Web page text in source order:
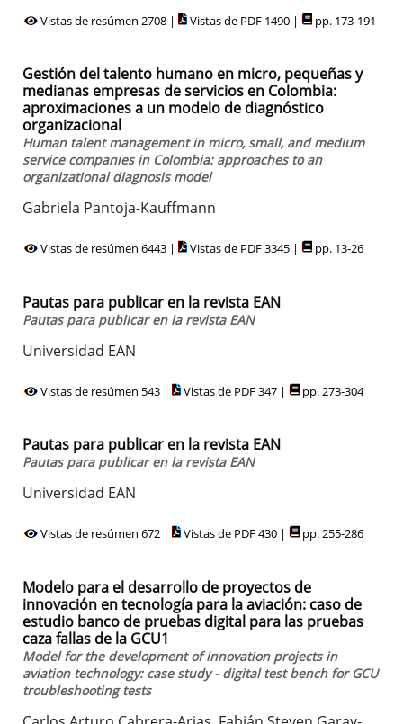
Vistas de resúmen 2708 | Vistas de PDF 1490 | pp. 173-191
Gestión del talento humano en micro, pequeñas y
medianas empresas de servicios en Colombia:
aproximaciones a un modelo de diagnóstico
organizacional
Human talent management in micro, small, and medium
service companies in Colombia: approaches to an
organizational diagnosis model
Gabriela Pantoja-Kauffmann
Vistas de resúmen 6443 | Vistas de PDF 3345 | pp. 13-26
Pautas para publicar en la revista EAN
Pautas para publicar en la revista EAN
Universidad EAN
Vistas de resúmen 543 | Vistas de PDF 347 | pp. 273-304
Pautas para publicar en la revista EAN
Pautas para publicar en la revista EAN
Universidad EAN
Vistas de resúmen 672 | Vistas de PDF 430 | pp. 255-286
Modelo para el desarrollo de proyectos de
innovación en tecnología para la aviación: caso de
estudio banco de pruebas digital para las pruebas
caza fallas de la GCU1
Model for the development of innovation projects in
aviation technology: case study - digital test bench for GCU
troubleshooting tests